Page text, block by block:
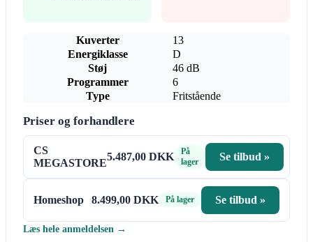
Kuverter
13
Energiklasse
D
Støj
46 dB
Programmer
6
Type
Fritstående
Priser og forhandlere
CS
MEGASTORE
5.487,00 DKK
På
lager
Se tilbud »
Homeshop 8.499,00 DKK På lager Se tilbud »
Læs hele anmeldelsen →